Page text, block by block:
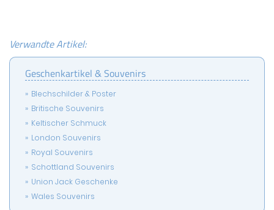
Verwandte Artikel:
Geschenkartikel & Souvenirs
Blechschilder & Poster
Britische Souvenirs
Keltischer Schmuck
London Souvenirs
Royal Souvenirs
Schottland Souvenirs
Union Jack Geschenke
Wales Souvenirs